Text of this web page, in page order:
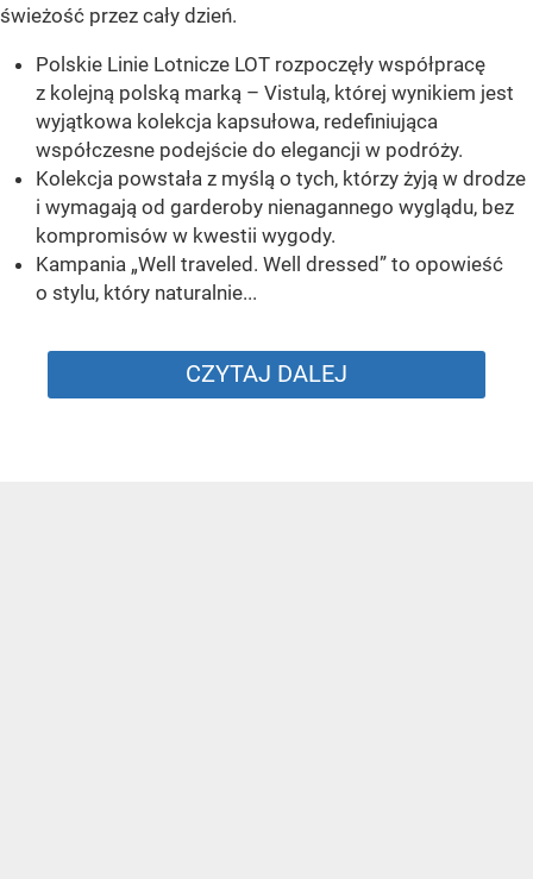
świeżość przez cały dzień.
Polskie Linie Lotnicze LOT rozpoczęły współpracę
z kolejną polską marką – Vistulą, której wynikiem jest
wyjątkowa kolekcja kapsułowa, redefiniująca
współczesne podejście do elegancji w podróży.
Kolekcja powstała z myślą o tych, którzy żyją w drodze
i wymagają od garderoby nienagannego wyglądu, bez
kompromisów w kwestii wygody.
Kampania „Well traveled. Well dressed” to opowieść
o stylu, który naturalnie...
CZYTAJ DALEJ